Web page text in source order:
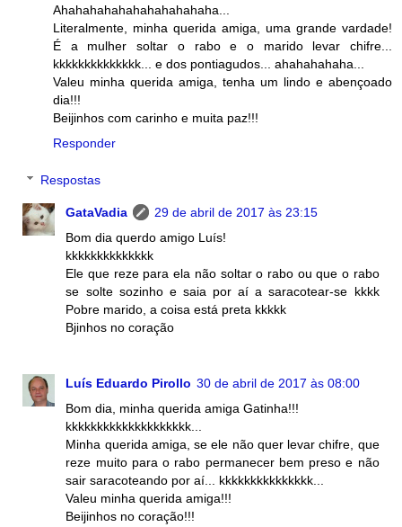
Ahahahahahahahahahahaha...
Literalmente, minha querida amiga, uma grande vardade!
É a mulher soltar o rabo e o marido levar chifre...
kkkkkkkkkkkkkk... e dos pontiagudos... ahahahahaha...
Valeu minha querida amiga, tenha um lindo e abençoado
dia!!!
Beijinhos com carinho e muita paz!!!
Responder
Respostas
GataVadia
29 de abril de 2017 às 23:15
Bom dia querdo amigo Luís!
kkkkkkkkkkkkkk
Ele que reze para ela não soltar o rabo ou que o rabo
se solte sozinho e saia por aí a saracotear-se kkkk
Pobre marido, a coisa está preta kkkkk
Bjinhos no coração
Luís Eduardo Pirollo 30 de abril de 2017 às 08:00
Bom dia, minha querida amiga Gatinha!!!
kkkkkkkkkkkkkkkkkkkk...
Minha querida amiga, se ele não quer levar chifre, que
reze muito para o rabo permanecer bem preso e não
sair saracoteando por aí... kkkkkkkkkkkkkkk...
Valeu minha querida amiga!!!
Beijinhos no coração!!!